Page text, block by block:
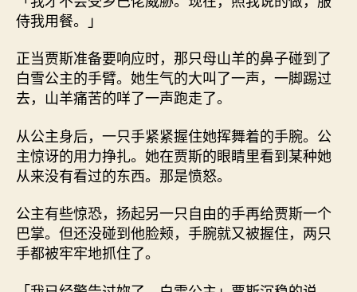
侍我用餐。」
正当贾斯准备要响应时，那只母山羊的鼻子碰到了
白雪公主的手臂。她生气的大叫了一声，一脚踢过
去，山羊痛苦的咩了一声跑走了。
从公主身后，一只手紧紧握住她挥舞着的手腕。公
主惊讶的用力挣扎。她在贾斯的眼睛里看到某种她
从来没有看过的东西。那是愤怒。
公主有些惊恐，扬起另一只自由的手再给贾斯一个
巴掌。但还没碰到他脸颊，手腕就又被握住，两只
手都被牢牢地抓住了。